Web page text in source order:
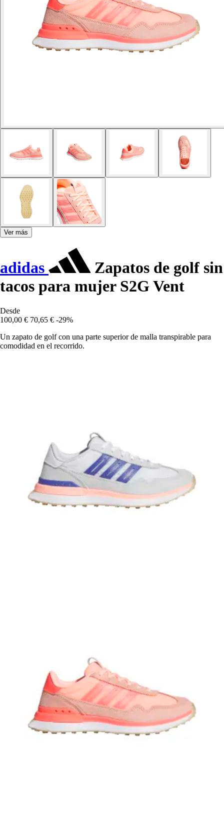
Ver más
adidas
Zapatos de golf sin
tacos para mujer S2G Vent
Desde
100,00 € 70,65 € -29%
Un zapato de golf con una parte superior de malla transpirable para
comodidad en el recorrido.